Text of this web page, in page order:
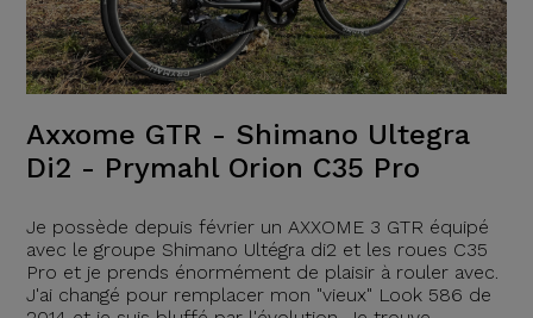
Axxome GTR - Shimano Ultegra
Di2 - Prymahl Orion C35 Pro
Je possède depuis février un AXXOME 3 GTR équipé
avec le groupe Shimano Ultégra di2 et les roues C35
Pro et je prends énormément de plaisir à rouler avec.
J'ai changé pour remplacer mon "vieux" Look 586 de